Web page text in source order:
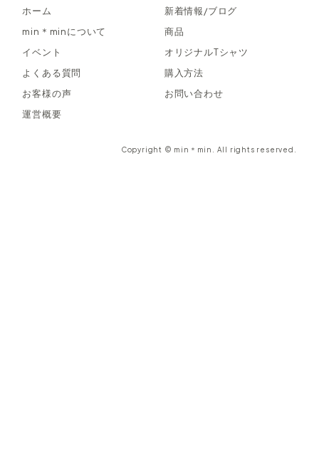
ホーム
min＊minについて
イベント
よくある質問
お客様の声
運営概要
新着情報/ブログ
商品
オリジナルTシャツ
購入方法
お問い合わせ
Copyright © min＊min. All rights reserved.